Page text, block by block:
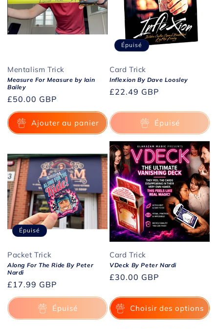
Mentalism Trick
Measure For Measure by Iain
Bailey
Prix
habituel
£50.00 GBP
Ajouter au panier
Épuisé
Card Trick
Inflexion By Dave Loosley
Prix
£22.49 GBP
Épuisé
Épuisé
Packet Trick
Along For The Ride By Peter
Nardi
Prix
habituel
£17.99 GBP
Épuisé
Card Trick
VDeck By Peter Nardi
Prix
£30.00 GBP
Choisir des options